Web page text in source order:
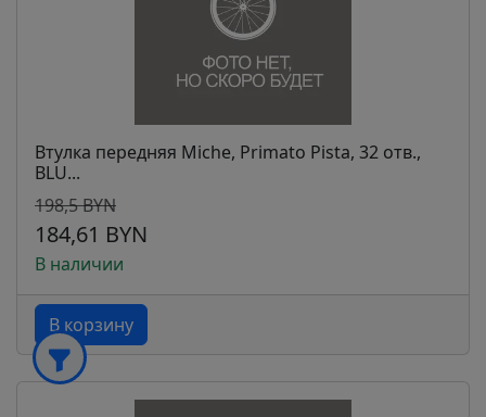
Втулка передняя Miche, Primato Pista, 32 отв.,
BLU...
198,5 BYN
184,61 BYN
В наличии
В корзину